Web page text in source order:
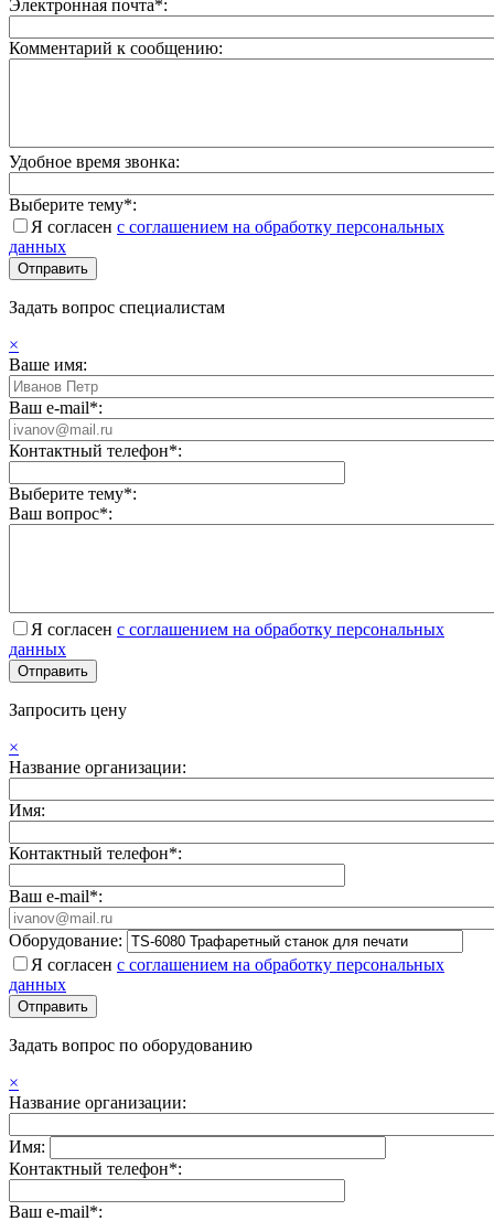
Электронная почта*:
Комментарий к сообщению:
Удобное время звонка:
Выберите тему*:
Я согласен с соглашением на обработку персональных
данных
Задать вопрос специалистам
×
Ваше имя:
Ваш e-mail*:
Контактный телефон*:
Выберите тему*:
Ваш вопрос*:
Я согласен с соглашением на обработку персональных
данных
Запросить цену
×
Название организации:
Имя:
Контактный телефон*:
Ваш e-mail*:
Оборудование:
Я согласен с соглашением на обработку персональных
данных
Задать вопрос по оборудованию
×
Название организации:
Имя:
Контактный телефон*:
Ваш e-mail*: